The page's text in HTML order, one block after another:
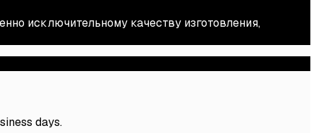
исключительному качеству изготовления,
days.